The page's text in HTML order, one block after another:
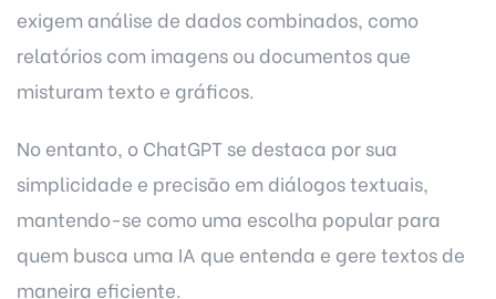
exigem análise de dados combinados, como
relatórios com imagens ou documentos que
misturam texto e gráficos.
No entanto, o ChatGPT se destaca por sua
simplicidade e precisão em diálogos textuais,
mantendo-se como uma escolha popular para
quem busca uma IA que entenda e gere textos de
maneira eficiente.